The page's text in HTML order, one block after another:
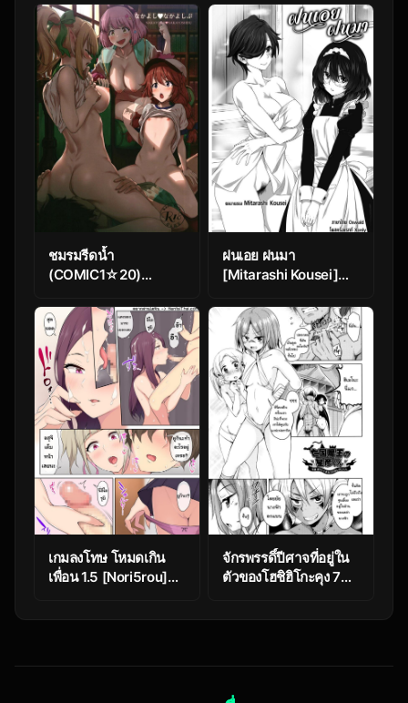
(Takunomi)] Enjo
Kouhai
(Itose Ikuto)]
Shuugaku Ryokou de
Onsen Ryokan ni Kita
Gal, Nakai no
Dekachinpo de
Wakarase Zecchou
Gals on a Hot-spring
Inn Trip are Shown
Who’s Boss by their
Big Dick Waiter
ชมรมรีดน้ำ
(COMIC1☆20)
Nakayoshi
Nakayoshi-bu
(Princess Connect!
Re:Dive)
ฝนเอย ฝนมา
[Mitarashi Kousei]
เกมลงโทษ โหมดเกิน
เพื่อน 1.5 [Nori5rou]
จักรพรรดิ์ปีศาจที่อยู่ใน
ตัวของโฮชิฮิโกะคุง 7